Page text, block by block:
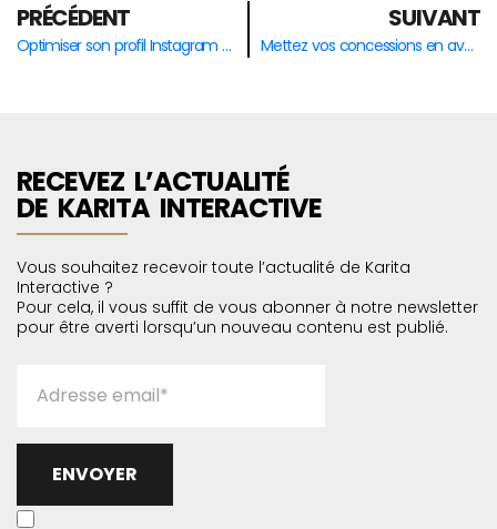
PRÉCÉDENT
Optimiser son profil Instagram en tant que professionnels de l’automobile
SUIVANT
Mettez vos concessions en avant sur Twitter
RECEVEZ L’ACTUALITÉ
DE KARITA INTERACTIVE
Vous souhaitez recevoir toute l’actualité de Karita
Interactive ?
Pour cela, il vous suffit de vous abonner à notre newsletter
pour être averti lorsqu’un nouveau contenu est publié.
newsletter
ENVOYER